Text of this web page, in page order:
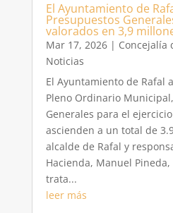
El Ayuntamiento de
Presupuestos
valorados en 3,9
Mar 17, 2026| Concejalía
Noticias
El Ayuntamiento de Rafal
Pleno Ordinario
Generales para el
ascienden a un total de
alcalde de Rafal y
Hacienda, Manuel
trata...
leer más